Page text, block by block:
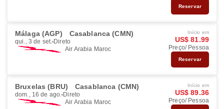
Reservar
Málaga (AGP) Casablanca (CMN)
qui., 3 de set. Direto
Air Arabia Maroc
Início em
US$ 81.99
Preço/ Pessoa
Reservar
Bruxelas (BRU) Casablanca (CMN)
dom., 16 de ago. Direto
Air Arabia Maroc
Início em
US$ 89.36
Preço/ Pessoa